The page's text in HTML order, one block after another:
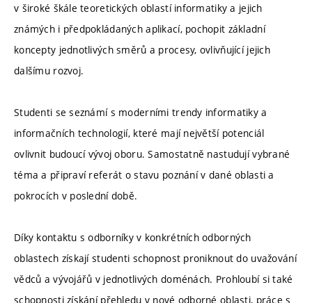
v široké škále teoretických oblastí informatiky a jejich
známých i předpokládaných aplikací, pochopit základní
koncepty jednotlivých směrů a procesy, ovlivňující jejich
dalšímu rozvoj.
Studenti se seznámí s moderními trendy informatiky a
informačních technologií, které mají největší potenciál
ovlivnit budoucí vývoj oboru. Samostatně nastudují vybrané
téma a připraví referát o stavu poznání v dané oblasti a
pokrocích v poslední době.
Díky kontaktu s odborníky v konkrétních odborných
oblastech získají studenti schopnost proniknout do uvažování
vědců a vývojářů v jednotlivých doménách. Prohloubí si také
schopnosti získání přehledu v nové odborné oblasti, práce s